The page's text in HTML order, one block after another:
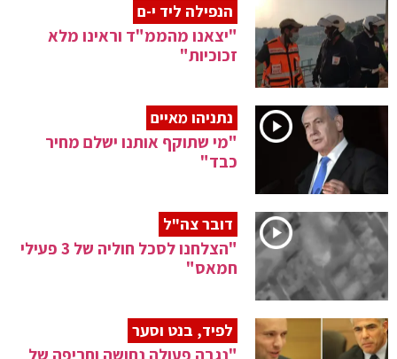
הנפילה ליד י-ם
"יצאנו מהממ"ד וראינו מלא
זכוכיות"
נתניהו מאיים
"מי שתוקף אותנו ישלם מחיר
כבד"
דובר צה"ל
"הצלחנו לסכל חוליה של 3 פעילי
חמאס"
לפיד, בנט וסער